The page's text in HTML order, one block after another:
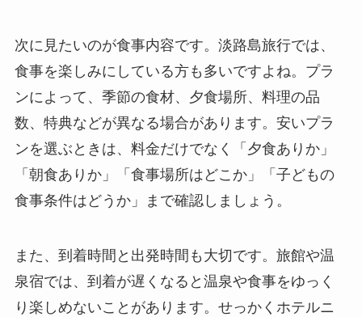
次に見たいのが食事内容です。淡路島旅行では、
食事を楽しみにしている方も多いですよね。プラ
ンによって、季節の食材、夕食場所、料理の品
数、特典などが異なる場合があります。安いプラ
ンを選ぶときは、料金だけでなく「夕食ありか」
「朝食ありか」「食事場所はどこか」「子どもの
食事条件はどうか」まで確認しましょう。
また、到着時間と出発時間も大切です。旅館や温
泉宿では、到着が遅くなると温泉や食事をゆっく
り楽しめないことがあります。せっかくホテルニ